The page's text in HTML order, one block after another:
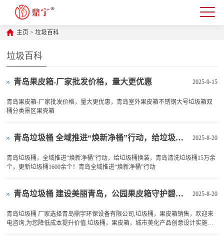
主页 >垃圾百科
垃圾百科
2025-9-15
青岛果皮箱-厂家批发价格，量大更优惠
青岛果皮箱-厂家批发价格，量大更优惠，青岛室外果皮箱不锈钢大号垃圾箱双
桶分类景区果壳箱
2025-8-20
青岛垃圾桶 全域推进“焕新净桶”行动，给垃圾桶换装
青岛垃圾桶，全域推进“焕新净桶”行动，给垃圾桶换装，青岛清洗垃圾桶15万余
个，更新垃圾桶1600余个！青岛全域推进“焕新净桶”行动
2025-8-20
青岛垃圾桶 建设美丽青岛，公园果皮箱守护碧海蓝天
青岛垃圾桶 厂家选择青岛鼎宇环保设备有限公司,垃圾桶，果皮箱销售，欢迎来
电咨询,为您降低成本提升价值.垃圾桶，果皮箱，城市美化产品创意设计实施企